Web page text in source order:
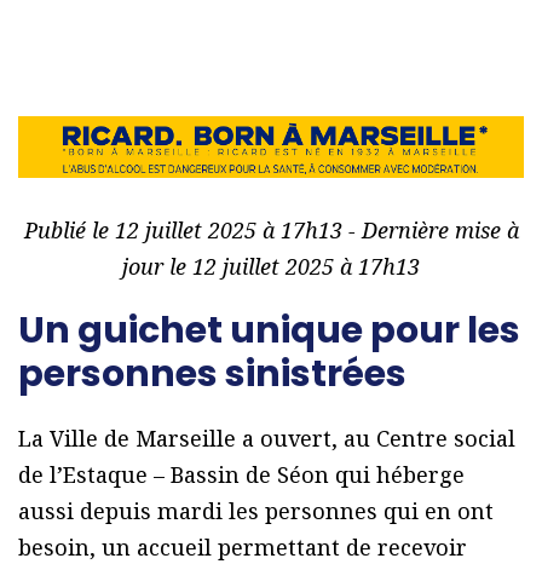
Publié le 12 juillet 2025 à 17h13 - Dernière mise à
jour le 12 juillet 2025 à 17h13
Un guichet unique pour les
personnes sinistrées
La Ville de Marseille a ouvert, au Centre social
de l’Estaque – Bassin de Séon qui héberge
aussi depuis mardi les personnes qui en ont
besoin, un accueil permettant de recevoir